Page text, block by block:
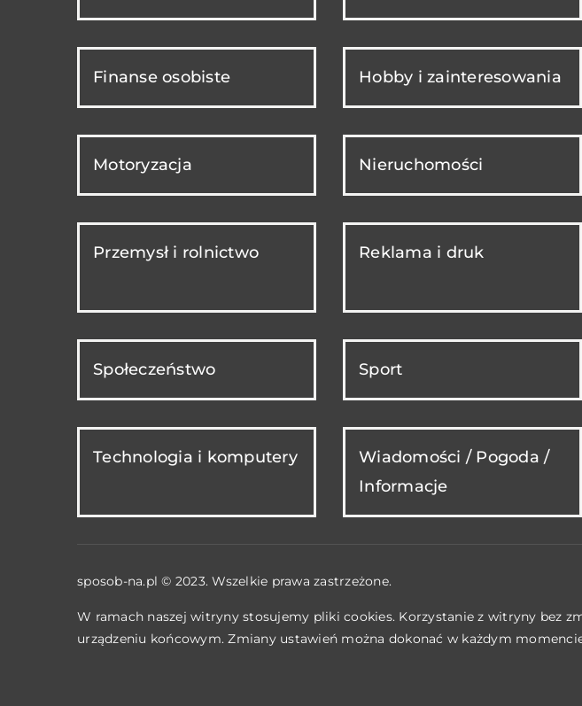
Finanse osobiste Hobby i zainteresowania
Motoryzacja Nieruchomości
Przemysł i rolnictwo Reklama i druk
Społeczeństwo Sport
Technologia i komputery
Wiadomości / Pogoda /
Informacje
sposob-na.pl © 2023. Wszelkie prawa zastrzeżone.
W ramach naszej witryny stosujemy pliki cookies. Korzystanie z witryny bez
urządzeniu końcowym. Zmiany ustawień można dokonać w każdym